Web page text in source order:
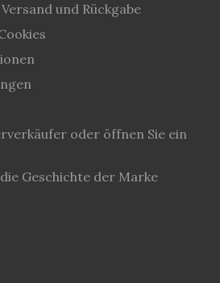
und Rückgabe
oder öffnen Sie ein
Geschichte der Marke